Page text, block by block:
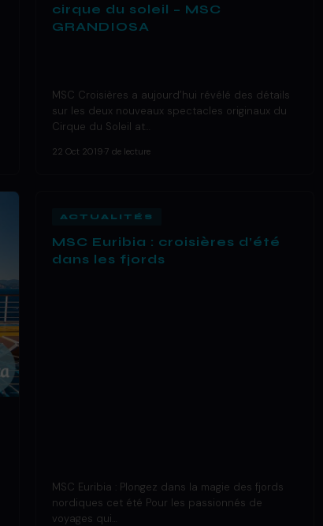
cirque du soleil – MSC
GRANDIOSA
MSC Croisières a aujourd’hui révélé des détails
sur les deux nouveaux spectacles originaux du
Cirque du Soleil at…
22 Oct 2019 7 de lecture
ACTUALITÉS
MSC Euribia : croisières d’été
dans les fjords
MSC Euribia : Plongez dans la magie des fjords
nordiques cet été Pour les passionnés de
voyages qui…